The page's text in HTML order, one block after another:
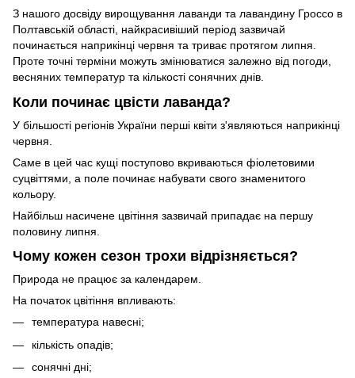
З нашого досвіду вирощування лаванди та лавандину Гроссо в
Полтавській області, найкрасивіший період зазвичай
починається наприкінці червня та триває протягом липня.
Проте точні терміни можуть змінюватися залежно від погоди,
весняних температур та кількості сонячних днів.
Коли починає цвісти лаванда?
У більшості регіонів України перші квіти з'являються наприкінці
червня.
Саме в цей час кущі поступово вкриваються фіолетовими
суцвіттями, а поле починає набувати свого знаменитого
кольору.
Найбільш насичене цвітіння зазвичай припадає на першу
половину липня.
Чому кожен сезон трохи відрізняється?
Природа не працює за календарем.
На початок цвітіння впливають:
температура навесні;
кількість опадів;
сонячні дні;